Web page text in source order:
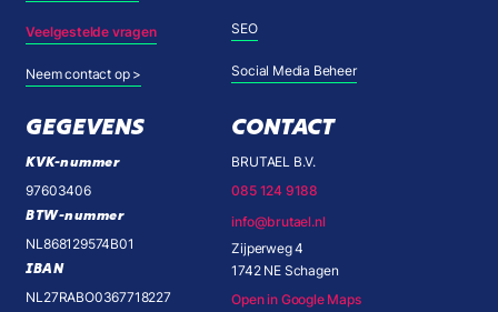
Veelgestelde vragen
Neem contact op >
SEO
Social Media Beheer
GEGEVENS
KVK-nummer
97603406
BTW-nummer
NL868129574B01
IBAN
NL27RABO0367718227
CONTACT
BRUTAEL B.V.
085 124 9188
info@brutael.nl
Zijperweg 4
1742 NE Schagen
Open in Google Maps